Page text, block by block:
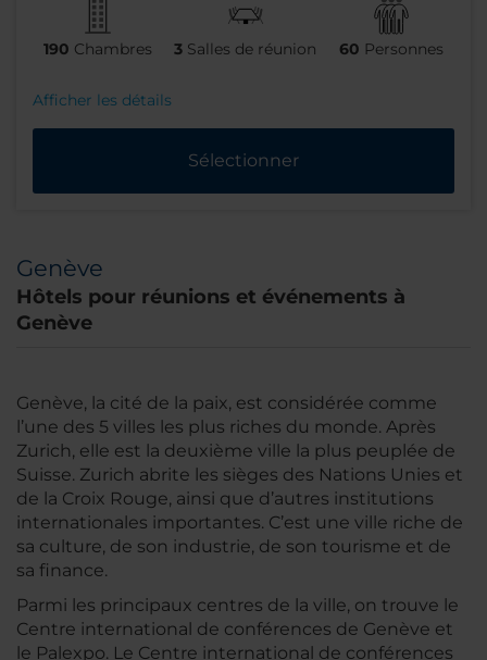
190 Chambres 3 Salles de réunion 60 Personnes
Afficher les détails
Sélectionner
Genève
Hôtels pour réunions et événements à
Genève
Genève, la cité de la paix, est considérée comme
l’une des 5 villes les plus riches du monde. Après
Zurich, elle est la deuxième ville la plus peuplée de
Suisse. Zurich abrite les sièges des Nations Unies et
de la Croix Rouge, ainsi que d’autres institutions
internationales importantes. C’est une ville riche de
sa culture, de son industrie, de son tourisme et de
sa finance.
Parmi les principaux centres de la ville, on trouve le
Centre international de conférences de Genève et
le Palexpo. Le Centre international de conférences